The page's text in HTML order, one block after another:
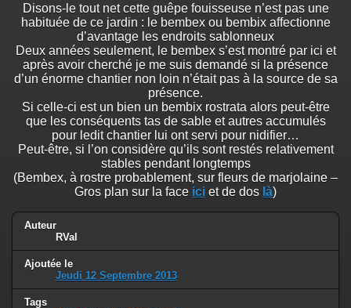
Disons-le tout net cette guêpe fouisseuse n’est pas une
habituée de ce jardin : le bembex ou bembix affectionne
d’avantage les endroits sablonneux
Deux années seulement, le bembex s’est montré par ici et
après avoir cherché je me suis demandé si la présence
d’un énorme chantier non loin n’était pas à la source de sa
présence.
Si celle-ci est un bien un bembix rostrata alors peut-être
que les conséquents tas de sable et autres accumulés
pour ledit chantier lui ont servi pour nidifier…
Peut-être, si l’on considère qu’ils sont restés relativement
stables pendant longtemps
(Bembex, à rostre probablement, sur fleurs de marjolaine –
Gros plan sur la face ici et de dos là)
Auteur
RVal
Ajoutée le
Jeudi 12 Septembre 2013
Tags